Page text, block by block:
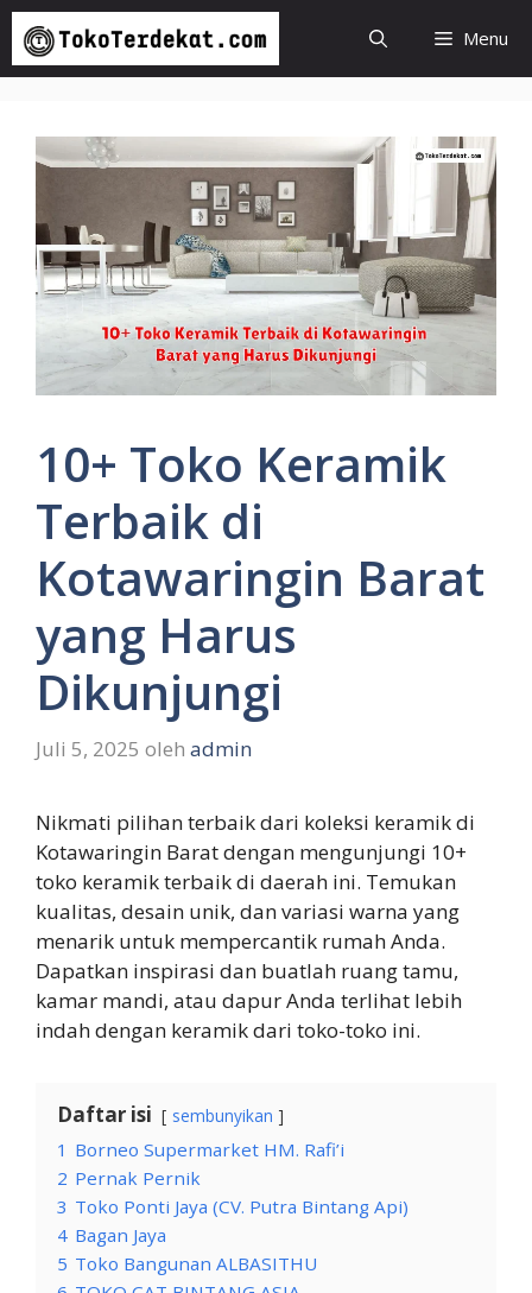
Langsung
isi
Menu
10+ Toko Keramik
Terbaik di
Kotawaringin Barat
yang Harus
Dikunjungi
Juli 5, 2025 oleh admin
Nikmati pilihan terbaik dari koleksi keramik di
Kotawaringin Barat dengan mengunjungi 10+
toko keramik terbaik di daerah ini. Temukan
kualitas, desain unik, dan variasi warna yang
menarik untuk mempercantik rumah Anda.
Dapatkan inspirasi dan buatlah ruang tamu,
kamar mandi, atau dapur Anda terlihat lebih
indah dengan keramik dari toko-toko ini.
Daftar isi sembunyikan
1 Borneo Supermarket HM. Rafi’i
2 Pernak Pernik
3 Toko Ponti Jaya (CV. Putra Bintang Api)
4 Bagan Jaya
5 Toko Bangunan ALBASITHU